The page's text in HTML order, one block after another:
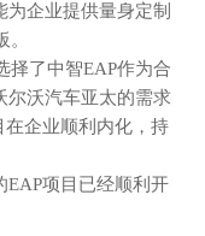
企业提供量身定制
择了中智EAP作为合
尔沃汽车亚太的需求
在企业顺利内化，持
EAP项目已经顺利开